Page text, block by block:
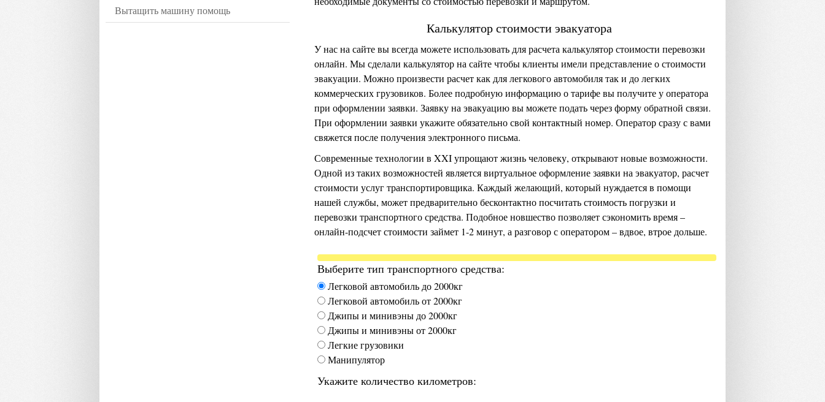
Калькулятор стоимости эвакуатора
У нас на сайте вы всегда можете использовать для расчета калькулятор стоимости перевозки
онлайн. Мы сделали калькулятор на сайте чтобы клиенты имели представление о стоимости
эвакуации. Можно произвести расчет как для легкового автомобиля так и до легких
коммерческих грузовиков. Более подробную информацию о тарифе вы получите у оператора
при оформлении заявки. Заявку на эвакуацию вы можете подать через форму обратной связи.
При оформлении заявки укажите обязательно свой контактный номер. Оператор сразу с вами
свяжется после получения электронного письма.
Современные технологии в XXI упрощают жизнь человеку, открывают новые возможности.
Одной из таких возможностей является виртуальное оформление заявки на эвакуатор, расчет
стоимости услуг транспортировщика. Каждый желающий, который нуждается в помощи
нашей службы, может предварительно бесконтактно посчитать стоимость погрузки и
перевозки транспортного средства. Подобное новшество позволяет сэкономить время –
онлайн-подсчет стоимости займет 1-2 минут, а разговор с оператором – вдвое, втрое дольше.
Выберите тип транспортного средства:
Легковой автомобиль до 2000кг
Легковой автомобиль от 2000кг
Джипы и минивэны до 2000кг
Джипы и минивэны от 2000кг
Легкие грузовики
Манипулятор
Укажите количество километров:
Вытащить машину помощь